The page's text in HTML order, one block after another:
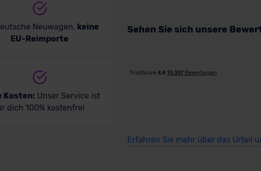
Neuwagen, keine
EU-Reimporte
Kosten: Unser Service ist
dich 100% kostenfrei
Sehen Sie sich unsere
Erfahren Sie mehr über das Urteil